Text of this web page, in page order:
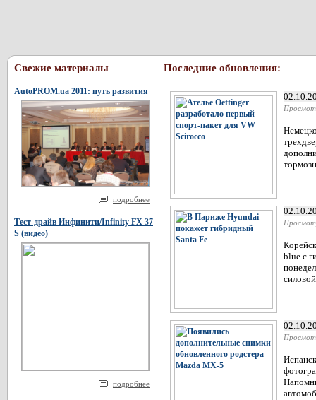
Свежие материалы
AutoPROM.ua 2011: путь развития
подробнее
Тест-драйв Инфинити/Infinity FX 37
S (видео)
подробнее
Последние обновления:
blue c